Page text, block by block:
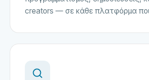
creators — σε κάθε πλατφόρμα